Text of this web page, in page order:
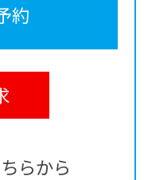
約
らから